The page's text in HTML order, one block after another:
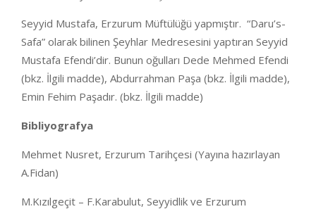
Seyyid Mustafa, Erzurum Müftülüğü yapmıştır. “Daru’s-
Safa” olarak bilinen Şeyhlar Medresesini yaptıran Seyyid
Mustafa Efendi’dir. Bunun oğulları Dede Mehmed Efendi
(bkz. İlgili madde), Abdurrahman Paşa (bkz. İlgili madde),
Emin Fehim Paşadır. (bkz. İlgili madde)
Bibliyografya
Mehmet Nusret, Erzurum Tarihçesi (Yayına hazırlayan
A.Fidan)
M.Kızılgeçit – F.Karabulut, Seyyidlik ve Erzurum